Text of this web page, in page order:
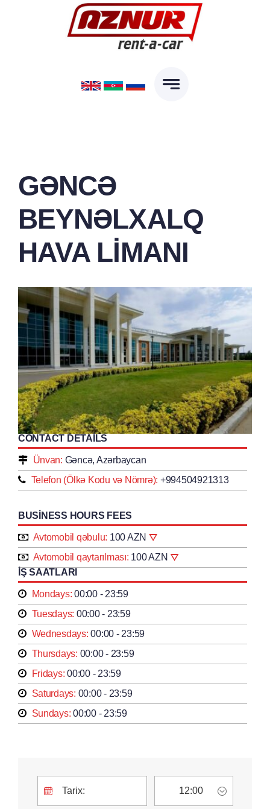
GƏNCƏ
BEYNƏLXALQ
HAVA LIMANI
CONTACT DETAILS
Ünvan: Gəncə, Azərbaycan
Telefon (Ölkə Kodu və Nömrə): +994504921313
BUSINESS HOURS FEES
Avtomobil qəbulu: 100 AZN
Avtomobil qaytarılması: 100 AZN
İŞ SAATLARI
Mondays: 00:00 - 23:59
Tuesdays: 00:00 - 23:59
Wednesdays: 00:00 - 23:59
Thursdays: 00:00 - 23:59
Fridays: 00:00 - 23:59
Saturdays: 00:00 - 23:59
Sundays: 00:00 - 23:59